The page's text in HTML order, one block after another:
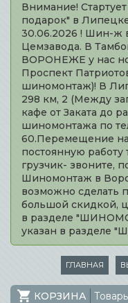
Внимание!
подарок" в
30.06.2026 ! Шин-ж
Цемзавода. В
ВОРОНЕЖЕ у нас
Проспект
шиномонтаж)! В
298 км, 2 (Между
кафе от Заката до
шиномонтажа по
60.Перемещение
постоянную работу
грузчик- звоните,
Шиномонтаж в
возможно сделать
большой скидкой,
в разделе
указан в
ГЛАВНАЯ
КОРЗИНА